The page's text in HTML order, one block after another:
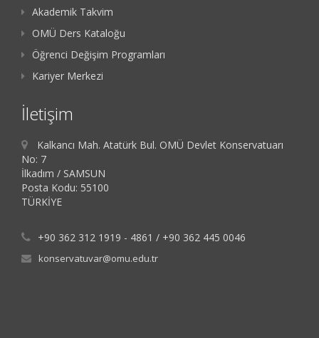
Akademik Takvim
OMÜ Ders Kataloğu
Öğrenci Değişim Programları
Kariyer Merkezi
İletişim
Kalkancı Mah. Atatürk Bul. OMÜ Devlet Konservatuarı
No: 7
İlkadım / SAMSUN
Posta Kodu: 55100
TÜRKİYE
+90 362 312 1919 - 4861 / +90 362 445 0046
konservatuvar@omu.edu.tr